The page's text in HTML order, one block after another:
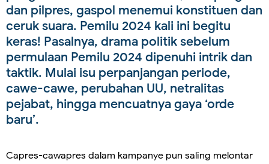
dan pilpres, gaspol menemui konstituen dan
ceruk suara. Pemilu 2024 kali ini begitu
keras! Pasalnya, drama politik sebelum
permulaan Pemilu 2024 dipenuhi intrik dan
taktik. Mulai isu perpanjangan periode,
cawe-cawe, perubahan UU, netralitas
pejabat, hingga mencuatnya gaya ‘orde
baru’.
Capres-cawapres dalam kampanye pun saling melontar